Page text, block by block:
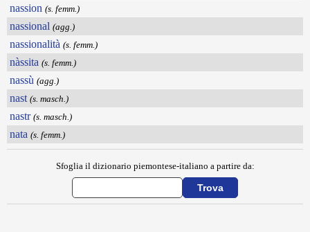
nassion (s. femm.)
nassional (agg.)
nassionalità (s. femm.)
nàssita (s. femm.)
nassù (agg.)
nast (s. masch.)
nastr (s. masch.)
nata (s. femm.)
Sfoglia il dizionario piemontese-italiano a partire da: